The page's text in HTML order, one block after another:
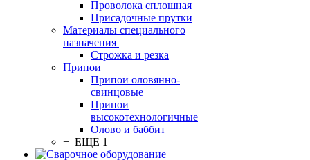
Проволока сплошная
Присадочные прутки
Материалы специального
назначения
Строжка и резка
Припои
Припои оловянно-
свинцовые
Припои
высокотехнологичные
Олово и баббит
+ ЕЩЕ 1